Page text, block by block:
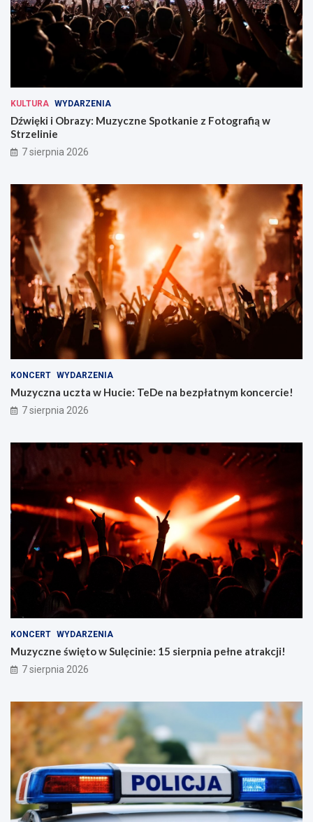
KULTURA WYDARZENIA
Dźwięki i Obrazy: Muzyczne Spotkanie z Fotografią w
Strzelinie
7 sierpnia 2026
KONCERT WYDARZENIA
Muzyczna uczta w Hucie: TeDe na bezpłatnym koncercie!
7 sierpnia 2026
KONCERT WYDARZENIA
Muzyczne święto w Sulęcinie: 15 sierpnia pełne atrakcji!
7 sierpnia 2026